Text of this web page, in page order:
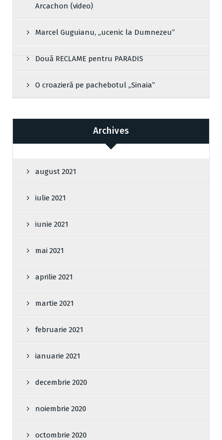
Arcachon (video)
Marcel Guguianu, „ucenic la Dumnezeu”
Două RECLAME pentru PARADIS
O croazieră pe pachebotul „Sinaia”
Archives
august 2021
iulie 2021
iunie 2021
mai 2021
aprilie 2021
martie 2021
februarie 2021
ianuarie 2021
decembrie 2020
noiembrie 2020
octombrie 2020